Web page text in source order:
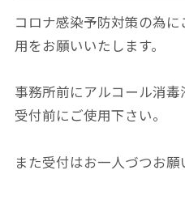
コロナ感染予防対策の為
用をお願いいたします。
事務所前にアルコール消
受付前にご使用下さい。
また受付はお一人づつお願